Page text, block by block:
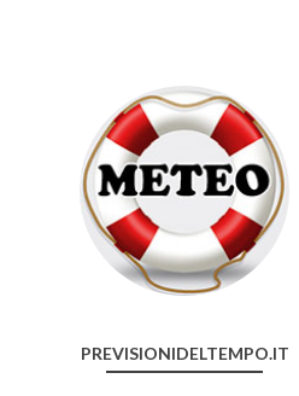
PREVISIONIDELTEMPO.IT